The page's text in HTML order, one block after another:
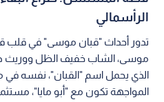
الرأسمالي
تدور أحداث "قبان موسى" في قلب
موسى، الشاب خفيف الظل ووريث
الذي يحمل اسم "القبان"، نفسه
المواجهة تكون مع "أبو مايا"،